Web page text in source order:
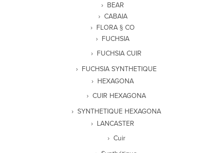
BEAR
CABAIA
FLORA § CO
FUCHSIA
FUCHSIA CUIR
FUCHSIA SYNTHETIQUE
HEXAGONA
CUIR HEXAGONA
SYNTHETIQUE HEXAGONA
LANCASTER
Cuir